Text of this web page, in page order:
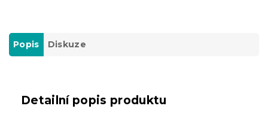
Popis Diskuze
Detailní popis produktu